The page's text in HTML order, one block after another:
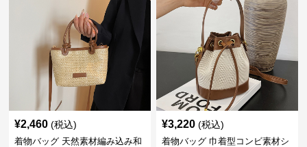
¥2,460 (税込)
着物バッグ 天然素材編み込み和
¥3,220 (税込)
着物バッグ 巾着型コンビ素材シ